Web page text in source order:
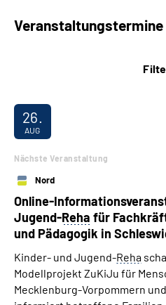
Veranstaltungstermine
Nächste Veranstaltung
Nord
Online-
Jugend-Reha für
und Pädagogik in
Kinder- und Jugend-Reha
Modellprojekt ZuKiJu für
Mecklenburg-Vorpommern
26.
AUG